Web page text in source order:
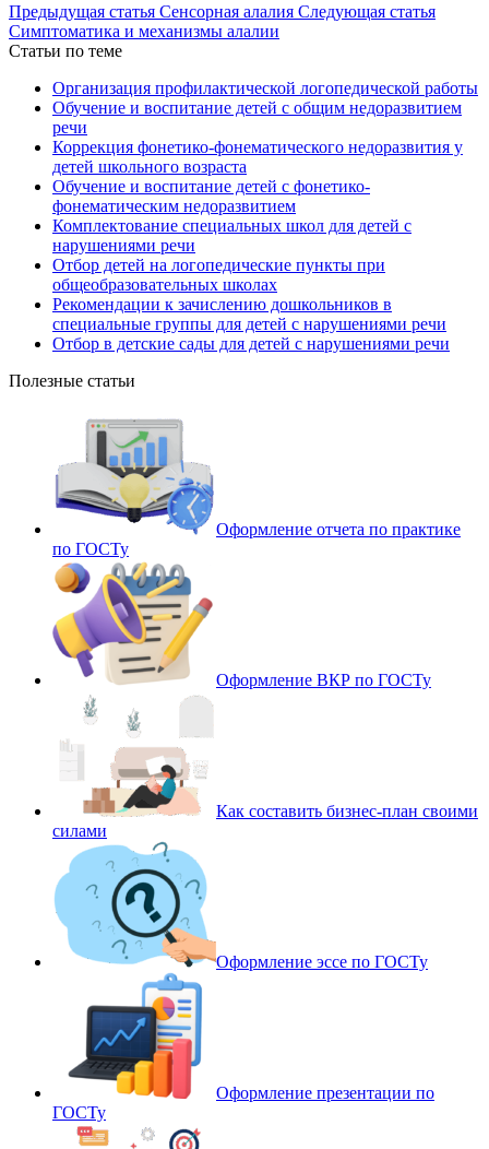
Предыдущая статья Сенсорная алалия Следующая статья
Симптоматика и механизмы алалии
Статьи по теме
Организация профилактической логопедической работы
Обучение и воспитание детей с общим недоразвитием
речи
Коррекция фонетико-фонематического недоразвития у
детей школьного возраста
Обучение и воспитание детей с фонетико-
фонематическим недоразвитием
Комплектование специальных школ для детей с
нарушениями речи
Отбор детей на логопедические пункты при
общеобразовательных школах
Рекомендации к зачислению дошкольников в
специальные группы для детей с нарушениями речи
Отбор в детские сады для детей с нарушениями речи
Полезные статьи
Оформление отчета по практике
по ГОСТу
Оформление ВКР по ГОСТу
Как составить бизнес-план своими
силами
Оформление эссе по ГОСТу
Оформление презентации по
ГОСТу